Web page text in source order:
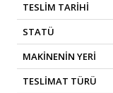
TESLİM TARİHİ
STATÜ
MAKİNENİN YERİ
TESLİMAT TÜRÜ